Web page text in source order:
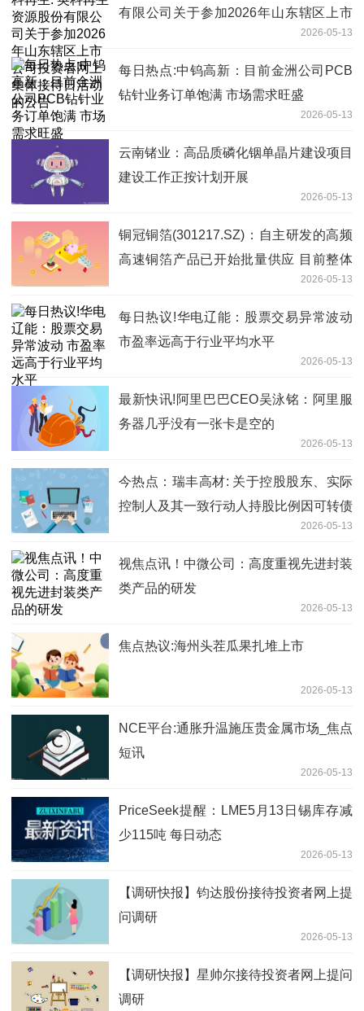
有限公司关于参加2026年山东辖区上市
公司投资者网上集体接待日活动的公告
2026-05-13
每日热点:中钨高新：目前金洲公司PCB
钻针业务订单饱满 市场需求旺盛
2026-05-13
云南锗业：高品质磷化铟单晶片建设项目
建设工作正按计划开展
2026-05-13
铜冠铜箔(301217.SZ)：自主研发的高频
高速铜箔产品已开始批量供应 目前整体
2026-05-13
每日热议!华电辽能：股票交易异常波动
市盈率远高于行业平均水平
2026-05-13
最新快讯!阿里巴巴CEO吴泳铭：阿里服
务器几乎没有一张卡是空的
2026-05-13
今热点：瑞丰高材: 关于控股股东、实际
控制人及其一致行动人持股比例因可转债
转股被动稀释触及1%整数倍的公告2026-05-13
视焦点讯！中微公司：高度重视先进封装
类产品的研发
2026-05-13
焦点热议:海州头茬瓜果扎堆上市
2026-05-13
NCE平台:通胀升温施压贵金属市场_焦点
短讯
2026-05-13
PriceSeek提醒：LME5月13日锡库存减
少115吨 每日动态
2026-05-13
【调研快报】钧达股份接待投资者网上提
问调研
2026-05-13
【调研快报】星帅尔接待投资者网上提问
调研